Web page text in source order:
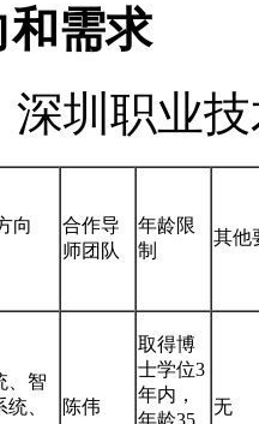
需求
深圳职业
向
合作导
师团队
年龄限
制
其他
、智
、
陈伟
取得博
士学位3
年内，
年龄35
无